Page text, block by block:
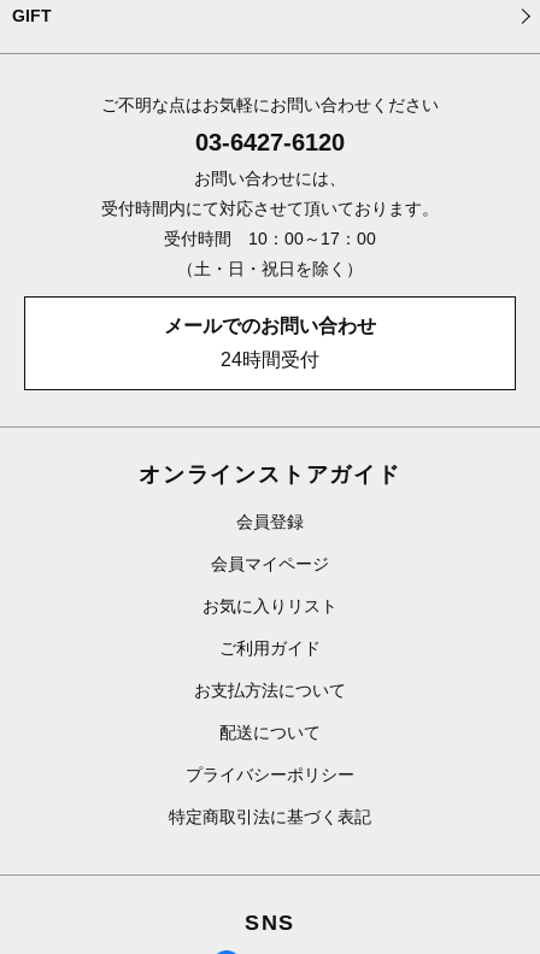
GIFT
ご不明な点はお気軽にお問い合わせください
03-6427-6120
お問い合わせには、
受付時間内にて対応させて頂いております。
受付時間 10：00～17：00
（土・日・祝日を除く）
メールでのお問い合わせ
24時間受付
オンラインストアガイド
会員登録
会員マイページ
お気に入りリスト
ご利用ガイド
お支払方法について
配送について
プライバシーポリシー
特定商取引法に基づく表記
SNS